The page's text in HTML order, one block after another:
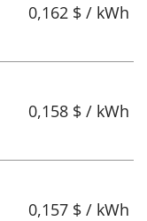
0,162 $ / kWh
0,158 $ / kWh
0,157 $ / kWh